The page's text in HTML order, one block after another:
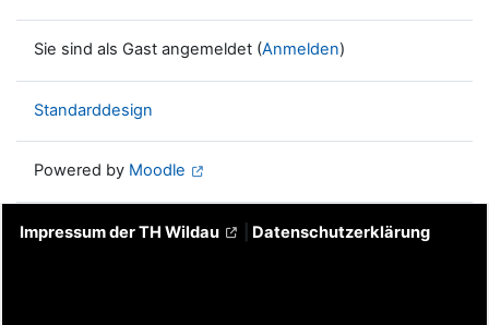
Sie sind als Gast angemeldet (Anmelden)
Standarddesign
Powered by Moodle
Impressum der TH Wildau Datenschutzerklärung